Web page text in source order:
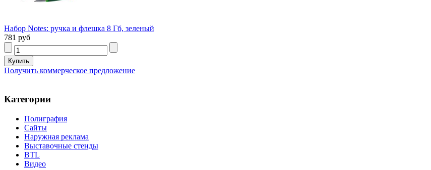
Набор Notes: ручка и флешка 8 Гб, зеленый
781 руб
Получить коммерческое предложение
Категории
Полиграфия
Сайты
Наружная реклама
Выставочные стенды
BTL
Видео